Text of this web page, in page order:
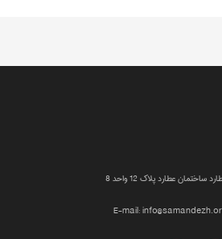
عطارد پلاک 12 واحد 8
E-mail: